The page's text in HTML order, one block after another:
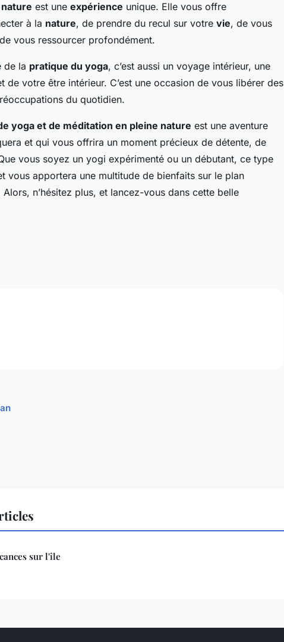
est une expérience unique. Elle vous offre
à la nature, de prendre du recul sur votre vie, de vous
vous ressourcer profondément.
de la pratique du yoga, c’est aussi un voyage intérieur, une
de votre être intérieur. C’est une occasion de vous libérer des
du quotidien.
yoga et de méditation en pleine nature est une aventure
et qui vous offrira un moment précieux de détente, de
vous soyez un yogi expérimenté ou un débutant, ce type
vous apportera une multitude de bienfaits sur le plan
n’hésitez plus, et lancez-vous dans cette belle
sur l'île